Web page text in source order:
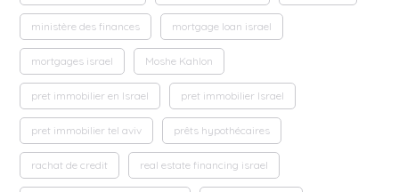
ministère des finances mortgage loan israel
mortgages israel Moshe Kahlon
pret immobilier en Israel pret immobilier Israel
pret immobilier tel aviv prêts hypothécaires
rachat de credit real estate financing israel